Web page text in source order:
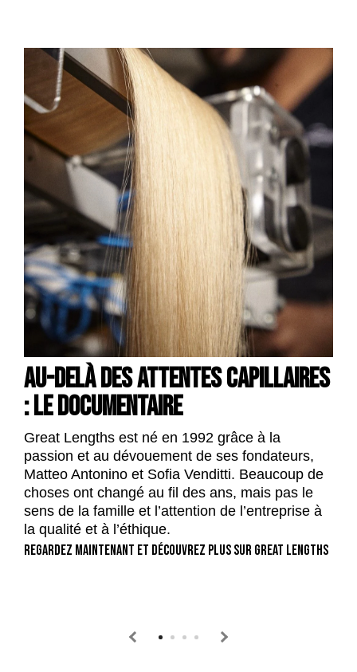
AU-DELÀ DES ATTENTES CAPILLAIRES
: le documentaire
Great Lengths est né en 1992 grâce à la
passion et au dévouement de ses fondateurs,
Matteo Antonino et Sofia Venditti. Beaucoup de
choses ont changé au fil des ans, mais pas le
sens de la famille et l’attention de l’entreprise à
la qualité et à l’éthique.
REGARDEZ MAINTENANT ET DÉCOUVREZ PLUS SUR GREAT LENGTHS